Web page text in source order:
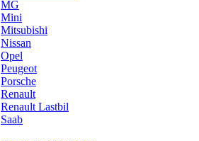
MG
Mini
Mitsubishi
Nissan
Opel
Peugeot
Porsche
Renault
Renault Lastbil
Saab